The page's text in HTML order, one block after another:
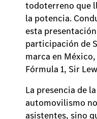
todoterreno que
la potencia.
esta
participación de
marca en
Fórmula 1, Sir
La presencia de
automovilismo
asistentes, sino